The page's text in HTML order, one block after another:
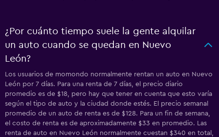
¿Por cuánto tiempo suele la gente alquilar
un auto cuando se quedan en Nuevo
León?
Los usuarios de momondo normalmente rentan un auto en Nuevo
León por 7 días. Para una renta de 7 días, el precio diario
promedio es de $18, pero hay que tener en cuenta que esto varía
según el tipo de auto y la ciudad donde estés. El precio semanal
promedio de un auto de renta es de $128. Para un fin de semana,
el costo de renta es de aproximadamente $33 en promedio. Las
renta de auto en Nuevo León normalmente cuestan $340 en total,